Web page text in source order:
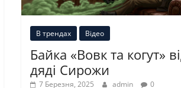
В трендах Відео
Байка «Вовк та когут»
дяді Сирожи
7 Березня, 2025 admin 0